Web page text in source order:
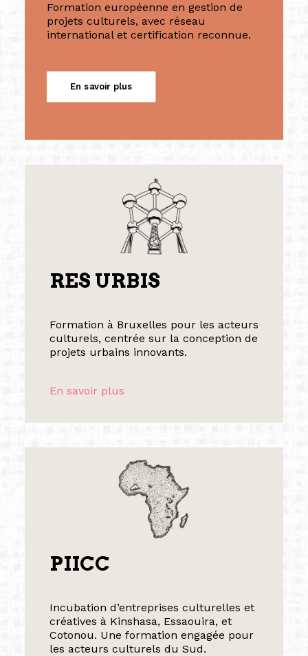
Formation européenne en gestion de
projets culturels, avec réseau
international et certification reconnue.
En savoir plus
RES URBIS
Formation à Bruxelles pour les acteurs
culturels, centrée sur la conception de
projets urbains innovants.
En savoir plus
PIICC
Incubation d’entreprises culturelles et
créatives à Kinshasa, Essaouira, et
Cotonou. Une formation engagée pour
les acteurs culturels du Sud.